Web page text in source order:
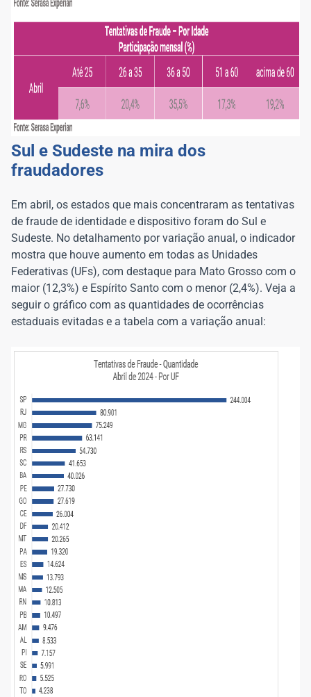
Sul e Sudeste na mira dos
fraudadores
Em abril, os estados que mais concentraram as tentativas
de fraude de identidade e dispositivo foram do Sul e
Sudeste. No detalhamento por variação anual, o indicador
mostra que houve aumento em todas as Unidades
Federativas (UFs), com destaque para Mato Grosso com o
maior (12,3%) e Espírito Santo com o menor (2,4%). Veja a
seguir o gráfico com as quantidades de ocorrências
estaduais evitadas e a tabela com a variação anual: